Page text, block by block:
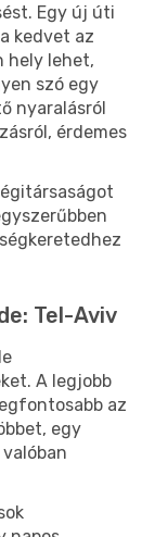
Egy új úti
kedvet az
hely lehet,
szó egy
nyaralásról
érdemes
Tel-Aviv
A legjobb
az
egy